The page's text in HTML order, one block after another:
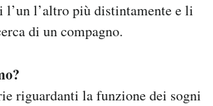
l’un l’altro più distintamente e li
di un compagno.
riguardanti la funzione dei sogni